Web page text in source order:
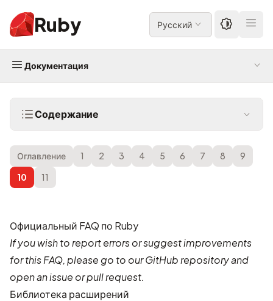
Ruby Русский
Документация
Содержание
Оглавление 1 2 3 4 5 6 7 8
9
10
11
Официальный FAQ по Ruby
If you wish to report errors or suggest improvements
for this FAQ, please go to ourGitHub repositoryand
open an issue or pull request.
Библиотека расширений